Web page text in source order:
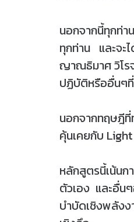
นอกจากนี้ทุกท่า
ทุกท่าน และจะ
ญาณธิมาศ วิโร
ปฏิบัติหรืออื่นๆ
นอกจากทฤษฎีที่
คุ้นเคยกับ
หลักสูตรนี้เน้น
ตัวเอง และอื่น
บำบัดเชิงพลังง